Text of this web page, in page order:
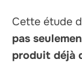
Cette étude
pas
produit déjà